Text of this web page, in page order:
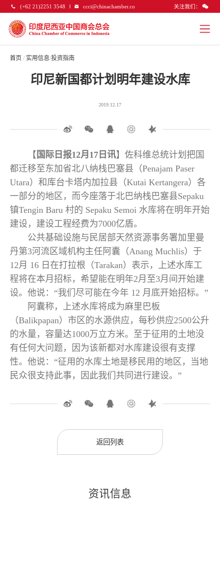
(+62 21)2251 3548 ccci@chinachamber.co 关注我们：
首页 / 实用信息/投资指南
印尼新国都计划明年建设水库
2019.12.17
【 国际日报12月17日讯】佐科维总统计划把国
都迁移至东加省北八纳栈巴塞县（Penajam Paser
Utara）和库台卡塔内加拉县（Kutai Kertangera）各
一部分的地区，而今座落于北巴纳栈巴塞县Sepaku
镇Tengin Baru 村的 Sepaku Semoi 水库将在明年开始
建设，建设工程经费为7000亿盾。
公共基础设施与民居部天然资源事务署加里曼
丹第3河流区域机构主任阿囊（Anang Muchlis）于
12月 16 日在打拉根（Tarakan）表示，上述水库工
程将在本月招标，希望能在明年2月至3月间开始建
设。他说：“我们尽可能在今年 12 月底开始招标。”
阿囊称，上述水库将成为麻里巴板
（Balikpapan）市区的水源供应，每秒供应2500公升
的水量，容量达1000万立方米。至于征用的土地没
有任何大问题，因为该新都对水库建设很有支撑
性。他说：“征用的水库土地是移民用的地区，当地
民众很支持此事，因此我们共同进行建设。”
返回列表
资讯信息